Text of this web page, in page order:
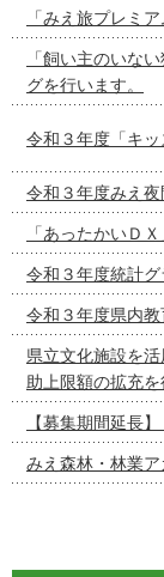
「みえ旅プレミ
「飼い主のいな
グを行います。
令和３年度「キッ
令和３年度みえ
「あったかいＤ
令和３年度統計
令和３年度県内
県立文化施設を
助上限額の拡充を
【募集期間延長
みえ森林・林業